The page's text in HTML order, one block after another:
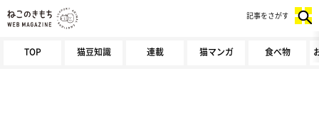
TOP 猫豆知識 連載 猫マンガ 食べ物
記事をさがす